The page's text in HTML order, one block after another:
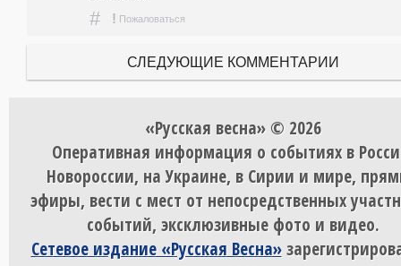
# ! Пожаловаться
СЛЕДУЮЩИЕ КОММЕНТАРИИ
«Русская весна» © 2026
Оперативная информация о событиях в
Новороссии, на Украине, в Сирии и мире,
эфиры, вести с мест от непосредственных
событий, эксклюзивные фото и видео.
Сетевое издание «Русская Весна»